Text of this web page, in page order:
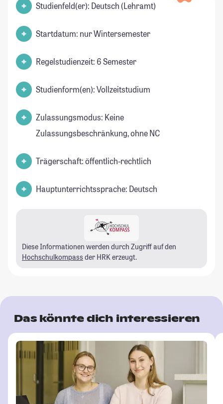
Studienfeld(er): Deutsch (Lehramt)
Startdatum: nur Wintersemester
Regelstudienzeit: 6 Semester
Studienform(en): Vollzeitstudium
Zulassungsmodus: Keine
Zulassungsbeschränkung, ohne NC
Trägerschaft: öffentlich-rechtlich
Hauptunterrichtssprache: Deutsch
Diese Informationen werden durch Zugriff auf den
Hochschulkompass der HRK erzeugt.
Das könnte dich interessieren